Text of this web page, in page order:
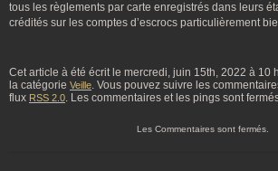
tous les règlements par carte enregistrés dans leurs
crédités sur les comptes d’escrocs particulièrement
Cet article à été écrit le mercredi, juin 15th, 2022 à 10
la catégorie Veille. Vous pouvez suivre les
flux RSS 2.0. Les commentaires et les pings sont
Les Commentaires sont fermés.